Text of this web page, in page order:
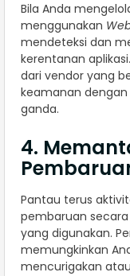
Bila Anda
menggunakan
mendeteksi dan
kerentanan
dari vendor yang
keamanan
ganda.
4.
Pantau terus
pembaruan
yang digunakan.
memungkinkan
mencurigakan